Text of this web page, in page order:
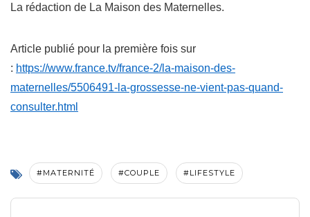
La rédaction de La Maison des Maternelles.
Article publié pour la première fois sur
: https://www.france.tv/france-2/la-maison-des-
maternelles/5506491-la-grossesse-ne-vient-pas-quand-
consulter.html
#MATERNITÉ #COUPLE #LIFESTYLE